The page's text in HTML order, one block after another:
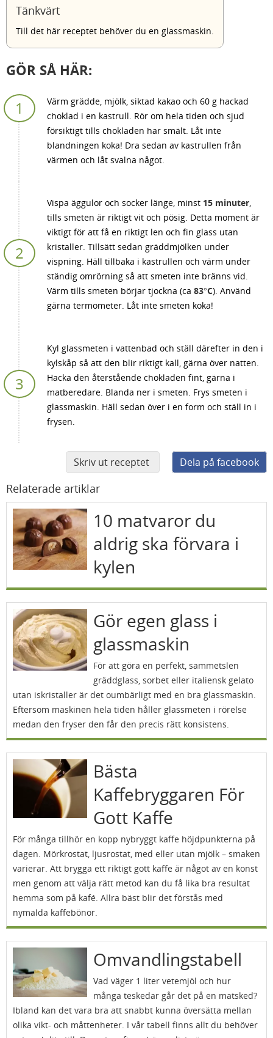
Tänkvärt
Till det här receptet behöver du en glassmaskin.
GÖR SÅ HÄR:
Värm grädde, mjölk, siktad kakao och 60 g hackad
choklad i en kastrull. Rör om hela tiden och sjud
försiktigt tills chokladen har smält. Låt inte
blandningen koka! Dra sedan av kastrullen från
värmen och låt svalna något.
Vispa äggulor och socker länge, minst 15 minuter,
tills smeten är riktigt vit och pösig. Detta moment är
viktigt för att få en riktigt len och fin glass utan
kristaller. Tillsätt sedan gräddmjölken under
vispning. Häll tillbaka i kastrullen och värm under
ständig omrörning så att smeten inte bränns vid.
Värm tills smeten börjar tjockna (ca 83°C). Använd
gärna termometer. Låt inte smeten koka!
Kyl glassmeten i vattenbad och ställ därefter in den i
kylskåp så att den blir riktigt kall, gärna över natten.
Hacka den återstående chokladen fint, gärna i
matberedare. Blanda ner i smeten. Frys smeten i
glassmaskin. Häll sedan över i en form och ställ in i
frysen.
Skriv ut receptet Dela på facebook
Relaterade artiklar
10 matvaror du
aldrig ska förvara i
kylen
Gör egen glass i
glassmaskin
För att göra en perfekt, sammetslen
gräddglass, sorbet eller italiensk gelato
utan iskristaller är det oumbärligt med en bra glassmaskin.
Eftersom maskinen hela tiden håller glassmeten i rörelse
medan den fryser den får den precis rätt konsistens.
Bästa
Kaffebryggaren För
Gott Kaffe
För många tillhör en kopp nybryggt kaffe höjdpunkterna på
dagen. Mörkrostat, ljusrostat, med eller utan mjölk – smaken
varierar. Att brygga ett riktigt gott kaffe är något av en konst
men genom att välja rätt metod kan du få lika bra resultat
hemma som på kafé. Allra bäst blir det förstås med
nymalda kaffebönor.
Omvandlingstabell
Vad väger 1 liter vetemjöl och hur
många teskedar går det på en matsked?
Ibland kan det vara bra att snabbt kunna översätta mellan
olika vikt- och måttenheter. I vår tabell finns allt du behöver